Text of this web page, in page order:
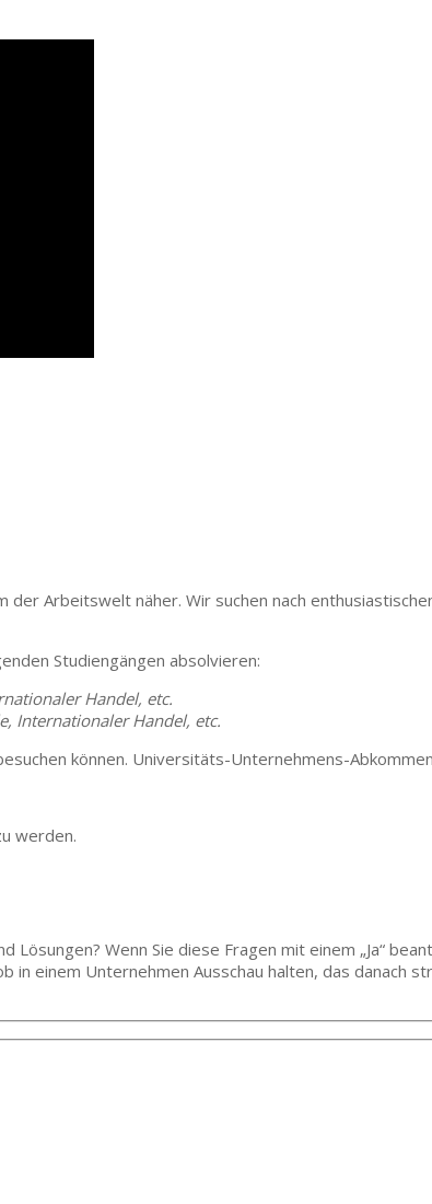
Arbeitswelt näher. Wir suchen nach
Studiengängen absolvieren:
Handel, etc.
Internationaler Handel, etc.
können. Universitäts-Unternehmens-
werden.
Lösungen? Wenn Sie diese Fragen mit einem „Ja“
in einem Unternehmen Ausschau halten, das danach